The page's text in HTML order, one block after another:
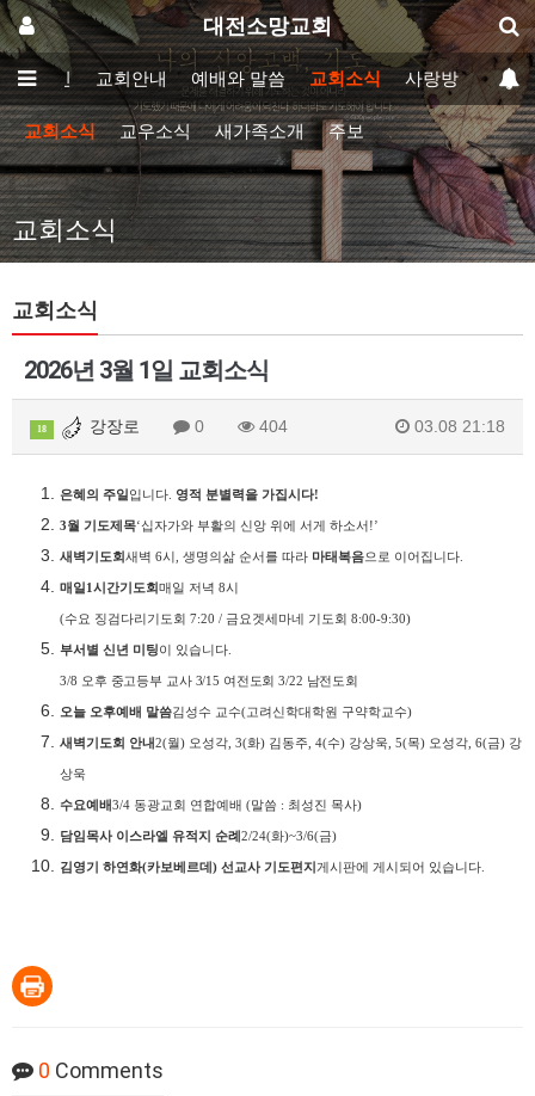
대전소망교회
메인 교회안내 예배와 말씀 교회소식 사랑방
교회소식 교우소식 새가족소개 주보
교회소식
교회소식
2026년 3월 1일 교회소식
18 강장로 0 404 03.08 21:18
은혜의 주일 입니다 영적 분별력을 가집시다!
3월 기도제목‘십자가와 부활의 신앙 위에 서게 하소서 !’
새벽기도회새벽 6시 생명의삶 순서를 따라 마태복음으로 이어집니다
매일 1 시간기도회매일 저녁 8시
(수요 징검다리기도회 7:20 / 금요겟세마네 기도회 8:00-9:30)
부서별 신년 미팅이 있습니다
3/8 오후 중고등부 교사 3/15 여전도회3/22 남전도회
오늘 오후예배 말씀김성수 교수(고려신학대학원 구약학교수)
새벽기도회 안내2(월) 오성각 , 3(화) 김동주 , 4(수) 강상욱 , 5(목) 오성각 , 6(금) 강
상욱
수요예배3/4 동광교회 연합예배 (말씀 : 최성진 목사)
담임목사 이스라엘 유적지 순례 2/24(화)~3/6(금)
김영기 하연화(카보베르데 ) 선교사 기도편지 게시판에 게시되어 있습니다
0 Comments